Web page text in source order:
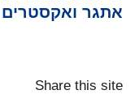
אתגר ואקסטרים
Share this site